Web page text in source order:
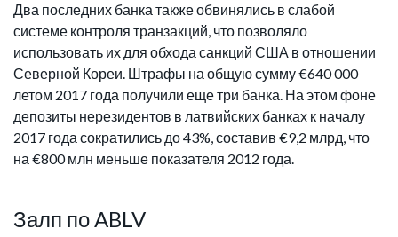
Два последних банка также обвинялись в слабой
системе контроля транзакций, что позволяло
использовать их для обхода санкций США в отношении
Северной Кореи. Штрафы на общую сумму €640 000
летом 2017 года получили еще три банка. На этом фоне
депозиты нерезидентов в латвийских банках к началу
2017 года сократились до 43%, составив €9,2 млрд, что
на €800 млн меньше показателя 2012 года.
Залп по ABLV